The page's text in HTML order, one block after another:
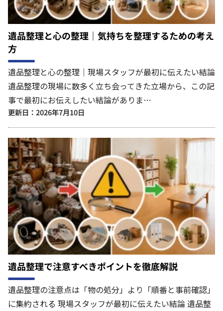
遺品整理と心の整理｜気持ちを整理するための考え
方
遺品整理と心の整理｜現場スタッフが最初に伝えたい結論
遺品整理の現場に数多く立ち会ってきた立場から、この記
事で最初にお伝えしたい結論がありま…
更新日：2026年7月10日
遺品整理で注意すべきポイントを徹底解説
遺品整理の注意点は「物の処分」より「順番と事前確認」
に集約される 現場スタッフが最初に伝えたい結論 遺品整